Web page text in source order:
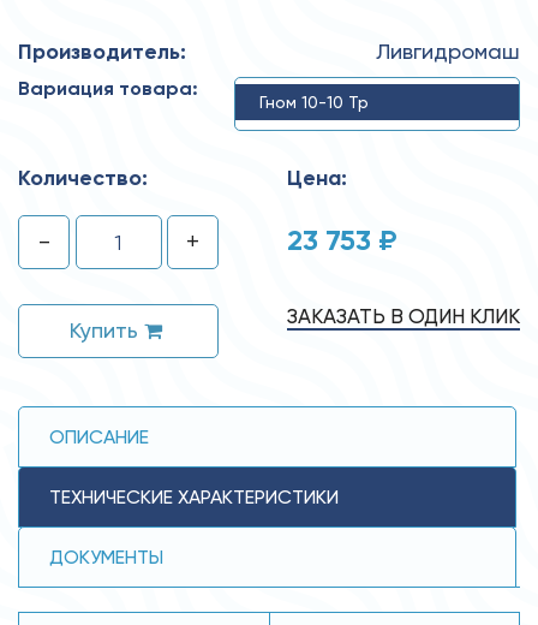
Производитель: Ливгидромаш
Вариация товара:
Гном 10-10 Тр
Количество:
- +
Купить
Цена:
23 753 ₽
ЗАКАЗАТЬ В ОДИН КЛИК
ОПИСАНИЕ
ТЕХНИЧЕСКИЕ ХАРАКТЕРИСТИКИ
ДОКУМЕНТЫ